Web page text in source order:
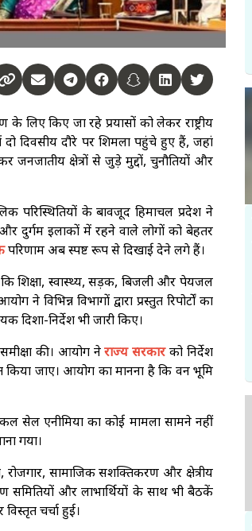
लिए किए जा रहे प्रयासों को लेकर राष्ट्रीय
दिवसीय दौरे पर शिमला पहुंचे हुए हैं, जहां
जनजातीय क्षेत्रों से जुड़े मुद्दों, चुनौतियों और
के बावजूद हिमाचल प्रदेश ने
दुर्गम इलाकों में रहने वाले लोगों को बेहतर
परिणाम अब स्पष्ट रूप से दिखाई देने लगे हैं।
शिक्षा, स्वास्थ्य, सड़क, बिजली और पेयजल
विभागों द्वारा प्रस्तुत रिपोर्टों का
निर्देश भी जारी किए।
की। आयोग नेराज्य सरकारको निर्देश
किया जाए। आयोग का मानना है कि वन भूमि
सेल एनीमिया का कोई मामला सामने नहीं
गया।
सामाजिक सशक्तिकरण और क्षेत्रीय
समितियों और लाभार्थियों के साथ भी बैठकें
चर्चा हुई।